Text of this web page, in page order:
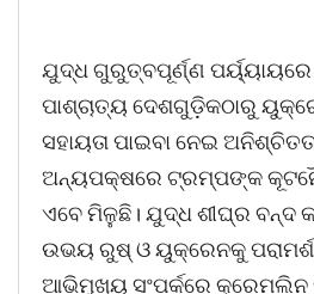
ଯୁଦ୍ଧ ଗୁରୁତ୍ବପୂର୍ଣ୍ଣ ପର୍ୟ୍ୟାୟରେ
ପାଶ୍ଚାତ୍ୟ ଦେଶଗୁଡ଼ିକଠାରୁ
ସହାୟତା ପାଇବା ନେଇ
ଅନ୍ୟପକ୍ଷରେ ଟ୍ରମ୍ପଙ୍କ
ଏବେ ମିଳୁଛି। ଯୁଦ୍ଧ ଶୀଘ୍ର ବନ୍ଦ
ଉଭୟ ରୁଷ୍‌ ଓ ୟୁକ୍ରେନକୁ
ଆଭିମୁଖ୍ୟ ସଂପର୍କରେ କ୍ରେମଲିନ